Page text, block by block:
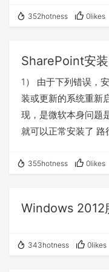
352hotness 0likes
SharePoint安
1） 由于下列错误，
装或更新的系统重新
现，是微软本身问题
就可以正常安装了 路
Control\Session
355hotness 0likes
Windows 2012
343hotness 0likes